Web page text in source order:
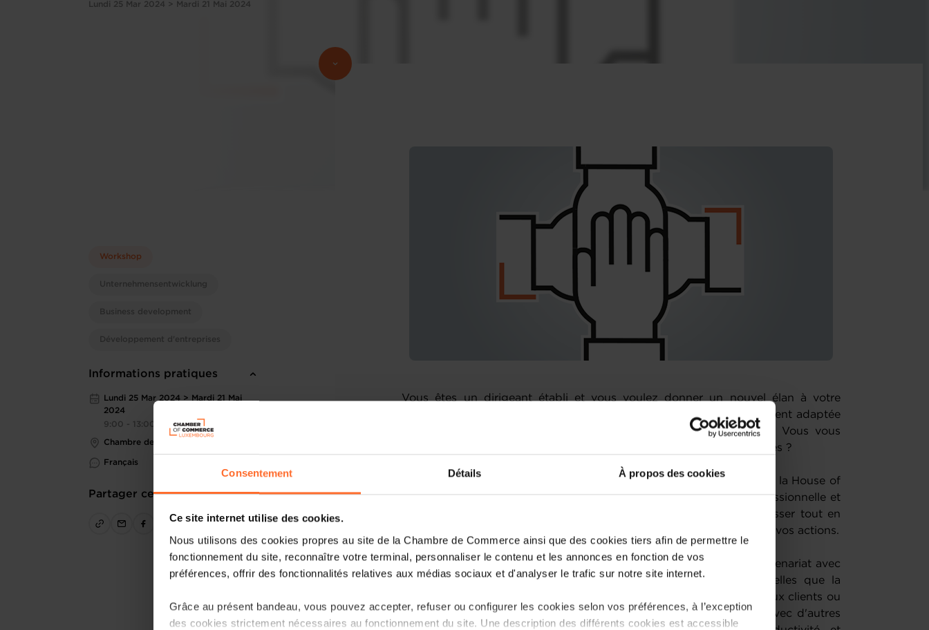
Consentement Détails À propos des cookies
Ce site internet utilise des cookies.
Nous utilisons des cookies propres au site de la Chambre de Commerce ainsi que des cookies tiers afin de permettre le
fonctionnement du site, reconnaître votre terminal, personnaliser le contenu et les annonces en fonction de vos
préférences, offrir des fonctionnalités relatives aux médias sociaux et d'analyser le trafic sur notre site internet.
Grâce au présent bandeau, vous pouvez accepter, refuser ou configurer les cookies selon vos préférences, à l’exception
des cookies strictement nécessaires au fonctionnement du site. Une description des différents cookies est accessible
Lundi 25 Mar 2024 > Mardi 21 Mai 2024
Workshop
Unternehmensentwicklung
Business development
Développement d'entreprises
Informations pratiques
Lundi 25 Mar 2024 > Mardi 21 Mai
2024
9:00 - 13:00
Chambre de Commerce
Français
Partager cet article
Vous êtes un dirigeant établi et vous voulez donner un nouvel élan à votre
entreprise ? Vous souhaitez construire une stratégie de développement adaptée
à votre entreprise ou la gérer d'une manière plus performante ? Vous vous
questionnez face à certaines problématiques ou difficultés récurrentes ?
Si vous souhaitez développer, optimiser ou redresser votre business, la House of
Entrepreneurship vous aide à faire le point sur votre situation professionnelle et
à déterminer les actions prioritaires à mettre en place pour progresser tout en
vous proposant un accompagnement sur mesure afin de concrétiser vos actions.
Grâce à des ateliers de coaching collectif gratuits, organisés en partenariat avec
la House of Training et abordant des thématiques essentielles telles que la
stratégie, le management, la digitalisation, l'identification de nouveaux clients ou
les stratégies d'augmentation des ventes, vous pourrez échanger avec d'autres